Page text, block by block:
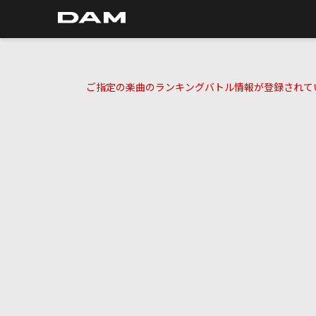
ご指定の楽曲のランキングバトル情報が登録されて